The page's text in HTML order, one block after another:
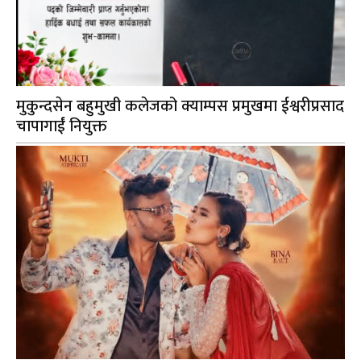
मुकुन्दसेन बहुमुखी कलेजको क्याम्पस प्रमुखमा ईश्वरीप्रसाद
चापागाईं नियुक्त